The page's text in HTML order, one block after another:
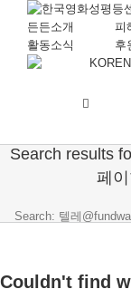
든든소개 피
활동소식
후
KOR
Search results
페
Search: 텔레
Couldn't find